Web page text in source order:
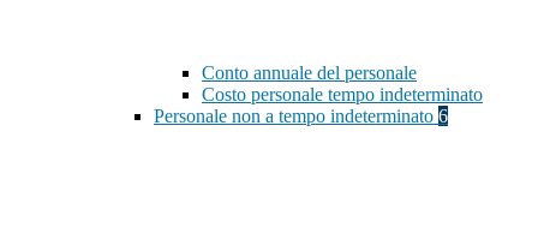
Conto annuale del personale
Costo personale tempo indeterminato
Personale non a tempo indeterminato 6